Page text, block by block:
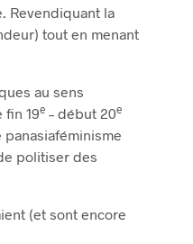
Revendiquant la
tout en menant
au sens
fin 19e – début 20e
politiser des
(et sont encore